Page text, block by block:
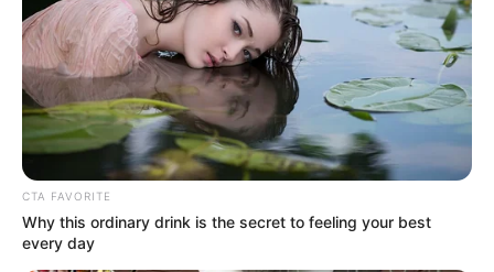
CTA FAVORITE
Why this ordinary drink is the secret to feeling your best
every day